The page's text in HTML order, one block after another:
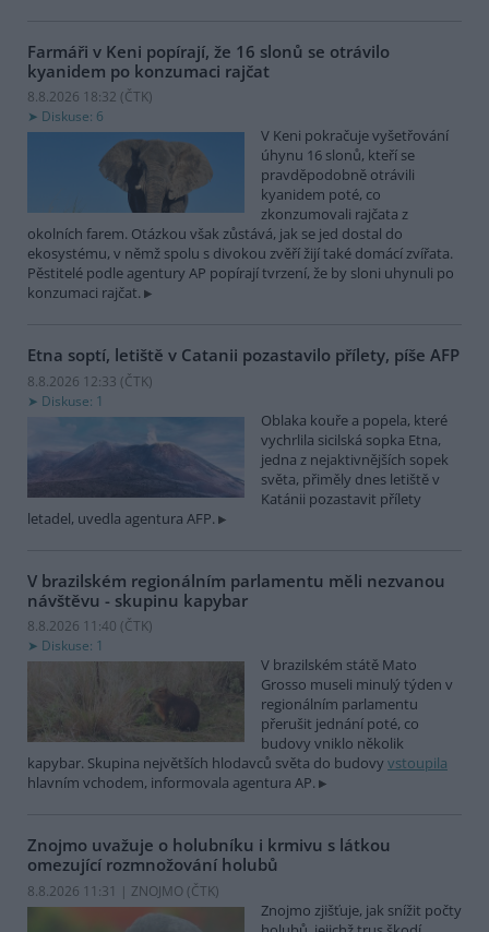
Farmáři v Keni popírají, že 16 slonů se otrávilo
kyanidem po konzumaci rajčat
8.8.2026 18:32 (ČTK)
Diskuse: 6
V Keni pokračuje vyšetřování
úhynu 16 slonů, kteří se
pravděpodobně otrávili
kyanidem poté, co
zkonzumovali rajčata z
okolních farem. Otázkou však zůstává, jak se jed dostal do
ekosystému, v němž spolu s divokou zvěří žijí také domácí zvířata.
Pěstitelé podle agentury AP popírají tvrzení, že by sloni uhynuli po
konzumaci rajčat.
Etna soptí, letiště v Catanii pozastavilo přílety, píše AFP
8.8.2026 12:33 (ČTK)
Diskuse: 1
Oblaka kouře a popela, které
vychrlila sicilská sopka Etna,
jedna z nejaktivnějších sopek
světa, přiměly dnes letiště v
Katánii pozastavit přílety
letadel, uvedla agentura AFP.
V brazilském regionálním parlamentu měli nezvanou
návštěvu - skupinu kapybar
8.8.2026 11:40 (ČTK)
Diskuse: 1
V brazilském státě Mato
Grosso museli minulý týden v
regionálním parlamentu
přerušit jednání poté, co
budovy vniklo několik
kapybar. Skupina největších hlodavců světa do budovy vstoupila
hlavním vchodem, informovala agentura AP.
Znojmo uvažuje o holubníku i krmivu s látkou
omezující rozmnožování holubů
8.8.2026 11:31 | ZNOJMO (ČTK)
Znojmo zjišťuje, jak snížit počty